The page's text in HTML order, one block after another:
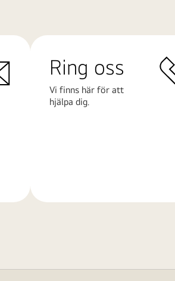
Ring oss
Vi finns här för att
hjälpa dig.